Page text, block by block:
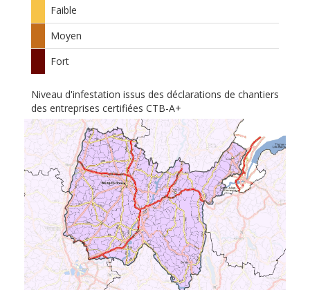
Faible
Moyen
Fort
Niveau d'infestation issus des déclarations de chantiers
des entreprises certifiées CTB-A+